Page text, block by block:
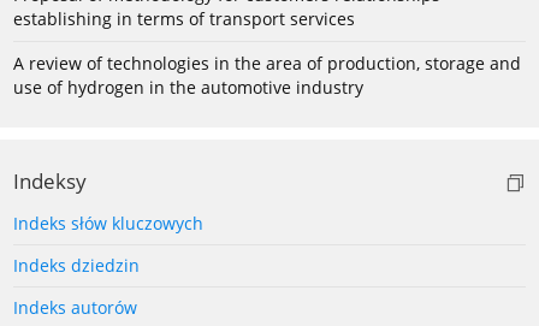
establishing in terms of transport services
A review of technologies in the area of production, storage and
use of hydrogen in the automotive industry
Indeksy
Indeks słów kluczowych
Indeks dziedzin
Indeks autorów